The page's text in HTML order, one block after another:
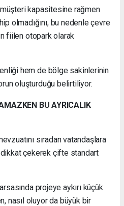
kapasitesine rağmen
olmadığını, bu nedenle çevre
fiilen otopark olarak
hem de bölge sakinlerinin
oluşturduğu belirtiliyor.
BU AYRICALIK
sıradan vatandaşlara
dikkat çekerek çifte standart
projeye aykırı küçük
nasıl oluyor da büyük bir